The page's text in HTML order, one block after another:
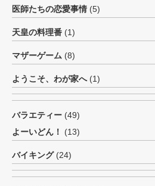
医師たちの恋愛事情 (5)
天皇の料理番 (1)
マザーゲーム (8)
ようこそ、わが家へ (1)
バラエティー (49)
よーいどん！
(13)
バイキング(24)